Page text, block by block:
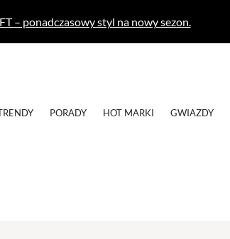
– ponadczasowy styl na nowy sezon.
PORADY HOT MARKI GWIAZDY